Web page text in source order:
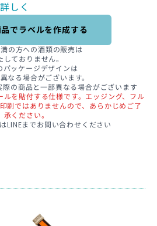
しく
でラベルを作成する
の方への酒類の販売は
しておりません。
ッケージデザインは
なる場合がございます。
の商品と一部異なる場合がございます
を貼付する仕様です。エッジング、フル
刷ではありませんので、あらかじめご了
承ください。
LINEまでお問い合わせください